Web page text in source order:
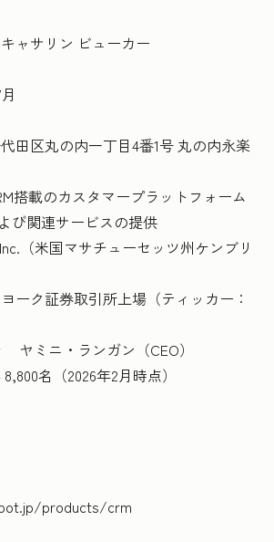
ャサリン ビューカー
区丸の内一丁目4番1号 丸の内永楽
搭載のカスタマープラットフォーム
び関連サービスの提供
（米国マサチューセッツ州ケンブリ
券取引所上場（ティッカー：
・ランガン（CEO）
名（2026年2月時点）
」
products/crm
」